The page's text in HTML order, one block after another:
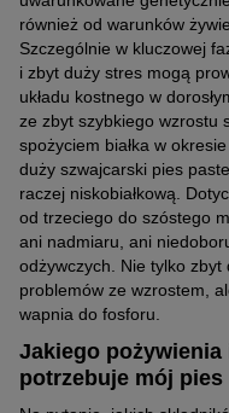
również od warunków
Szczególnie w kluczowej
i zbyt duży stres mogą
układu kostnego w
ze zbyt szybkiego wzrostu
spożyciem białka w
duży szwajcarski pies
raczej niskobiałkową.
od trzeciego do szóstego
ani nadmiaru, ani
odżywczych. Nie tylko
problemów ze wzrostem,
wapnia do fosforu.
Jakiego
potrzebuje mój